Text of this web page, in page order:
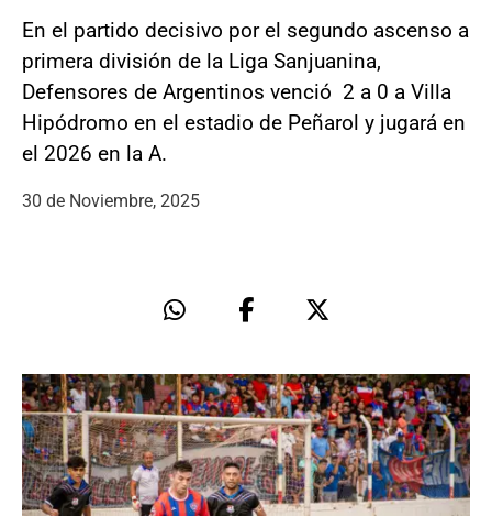
En el partido decisivo por el segundo ascenso a
primera división de la Liga Sanjuanina,
Defensores de Argentinos venció 2 a 0 a Villa
Hipódromo en el estadio de Peñarol y jugará en
el 2026 en la A.
30 de Noviembre, 2025